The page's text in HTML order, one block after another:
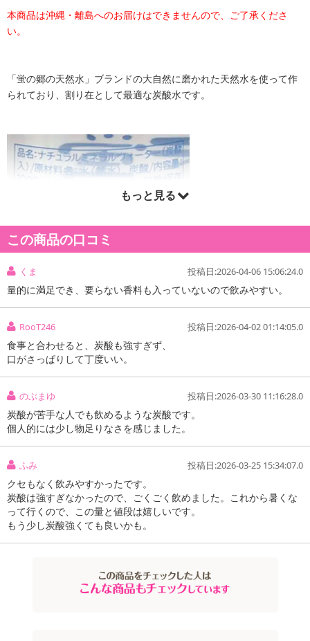
本商品は沖縄・離島へのお届けはできませんので、ご了承くださ
い。
「蛍の郷の天然水」ブランドの大自然に磨かれた天然水を使って作
られており、割り在として最適な炭酸水です。
注意事項
お申込みの際は 「商品情報」に記載されている「注意事項」を
必ずご確認ください。
※お申込み後のキャンセルはお受けできません。
記載されている内容を必ずご確認いただき、お届けする商品セット
もっと見る
この商品の口コミ
くま 投稿日:2026-04-06 15:06:24.0
量的に満足でき、要らない香料も入っていないので飲みやすい。
RooT246 投稿日:2026-04-02 01:14:05.0
食事と合わせると、炭酸も強すぎず、
口がさっぱりして丁度いい。
のぶまゆ 投稿日:2026-03-30 11:16:28.0
炭酸が苦手な人でも飲めるような炭酸です。
個人的には少し物足りなさを感じました。
ふみ 投稿日:2026-03-25 15:34:07.0
クセもなく飲みやすかったです。
炭酸は強すぎなかったので、ごくごく飲めました。これから暑くな
って行くので、この量と値段は嬉しいです。
もう少し炭酸強くても良いかも。